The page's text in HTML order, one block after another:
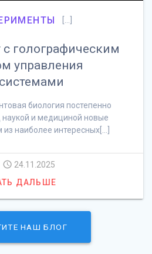
[…]
голографическим
управления
биология постепенно
наукой и медициной новые
наиболее интересных[…]
24.11.2025
ДАЛЬШЕ
НАШ БЛОГ